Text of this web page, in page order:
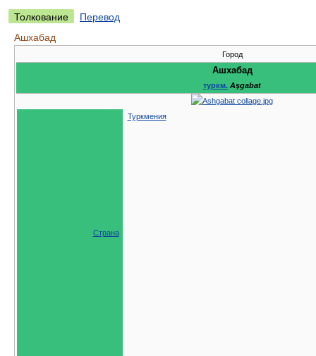
Толкование
Перевод
Ашхабад
Город
Ашхабад
туркм. Aşgabat
Страна
Туркмения